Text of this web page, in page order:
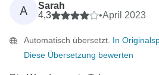
A
Sarah
4,3
•April 2023
Automatisch übersetzt. In
Diese Übersetzung bewerten